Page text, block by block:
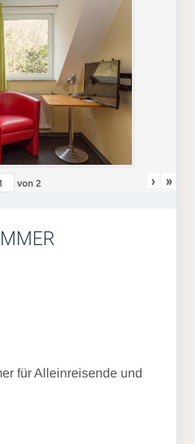
von 2 › »
für Alleinreisende und